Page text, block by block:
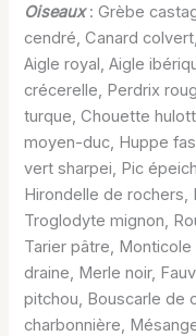
Oiseaux: Grèbe
cendré, Canard
Aigle royal, Aigle
crécerelle, Perdrix
turque, Chouette
moyen-duc, Huppe
vert sharpei, Pic
Hirondelle de rochers,
Troglodyte mignon,
Tarier pâtre,
draine, Merle noir,
pitchou, Bouscarle de
charbonnière,